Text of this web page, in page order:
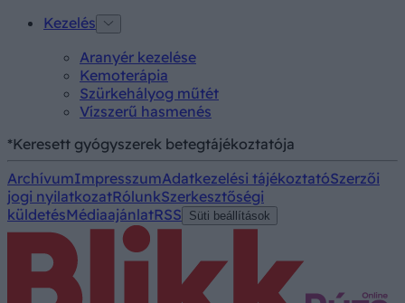
Kezelés
Aranyér kezelése
Kemoterápia
Szürkehályog műtét
Vízszerű hasmenés
*Keresett gyógyszerek betegtájékoztatója
ArchívumImpresszumAdatkezelési tájékoztatóSzerzői
jogi nyilatkozatRólunkSzerkesztőségi
küldetésMédiaajánlatRSS Süti beállítások